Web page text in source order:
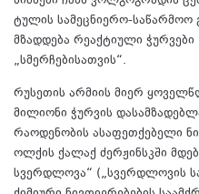
ტულის სამეცნიერო-საწარმოო
მზადდება რეაქტიული ჭურვები
„სმერჩებისათვის“.
რუსეთის არმიის მიერ
მილიონი ჭურვის
რაოდენობის ასაფეთქებელი
ოლქის ქალაქ ძერჟინსკში
სვერდლოვა“ („სვერდლოვის